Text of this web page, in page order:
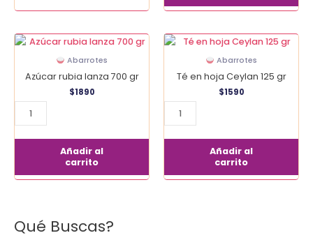
Qué Buscas?
B
Abarrotes
Azúcar rubia Ianza 700 gr
$1890
Azúcar
Ianza
gr
cantidad
Añadir al
carrito
Abarrotes
Té en hoja Ceylan 125 gr
$1590
Té
125
cantidad
Añadir al
carrito